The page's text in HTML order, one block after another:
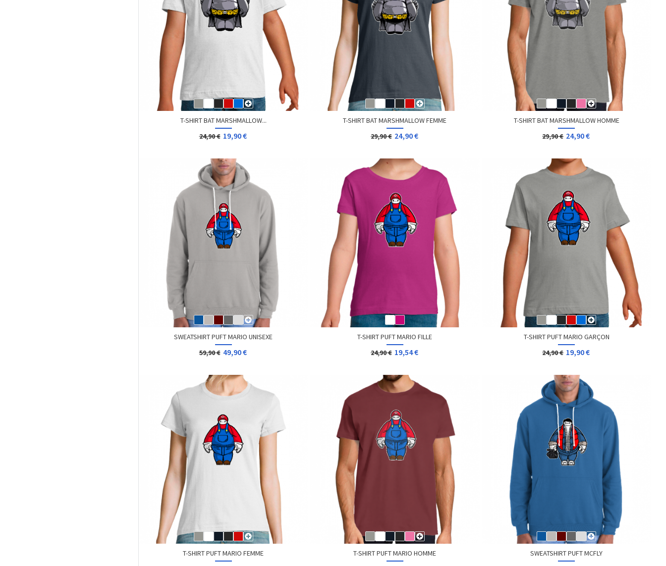
T-SHIRT BAT MARSHMALLOW...
24,90 € 19,90 €
T-SHIRT BAT MARSHMALLOW FEMME
29,90 € 24,90 €
T-SHIRT BAT MARSHMALLOW HOMME
29,90 € 24,90 €
SWEATSHIRT PUFT MARIO UNISEXE
59,90 € 49,90 €
T-SHIRT PUFT MARIO FILLE
24,90 € 19,54 €
T-SHIRT PUFT MARIO GARÇON
24,90 € 19,90 €
T-SHIRT PUFT MARIO FEMME
T-SHIRT PUFT MARIO HOMME
SWEATSHIRT PUFT MCFLY